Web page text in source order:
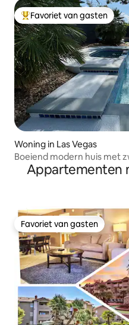
Topfavoriet van gasten
Favoriet van gasten
Woning in Las Vegas
Boeiend modern huis met
Appartementen
Favoriet van gasten
Favoriet van gasten